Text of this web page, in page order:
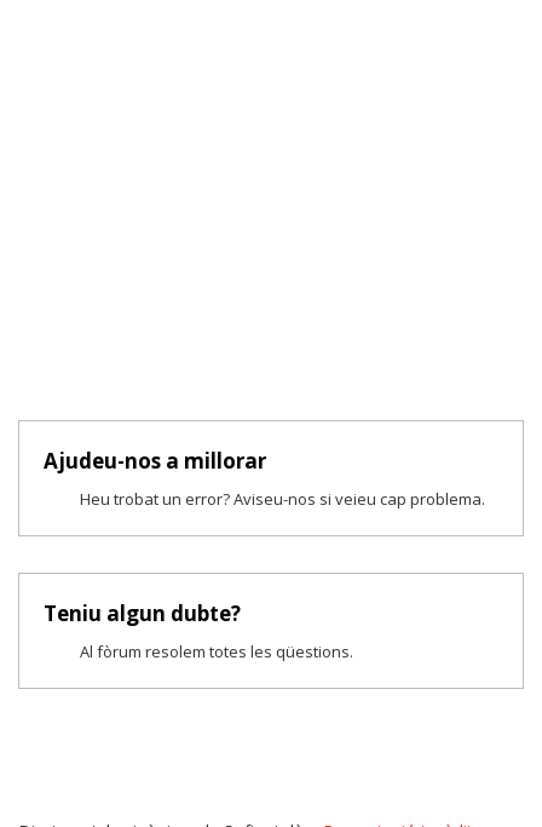
Ajudeu-nos a millorar
Heu trobat un error? Aviseu-nos si veieu cap problema.
Teniu algun dubte?
Al fòrum resolem totes les qüestions.